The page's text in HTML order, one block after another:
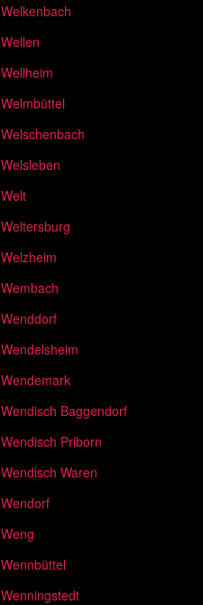
Welkenbach
Wellen
Wellheim
Welmbüttel
Welschenbach
Welsleben
Welt
Weltersburg
Welzheim
Wembach
Wenddorf
Wendelsheim
Wendemark
Wendisch Baggendorf
Wendisch Priborn
Wendisch Waren
Wendorf
Weng
Wennbüttel
Wenningstedt